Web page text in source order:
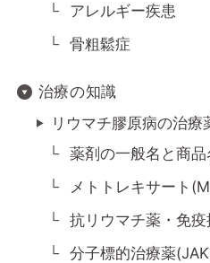
アレルギー疾患
骨粗鬆症
治療の知識
リウマチ膠原病の治療
薬剤の一般名と商品
メトトレキサート
抗リウマチ薬・免
分子標的治療薬